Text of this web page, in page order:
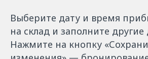
Выберите дату и время
на склад и заполните
Нажмите на кнопку